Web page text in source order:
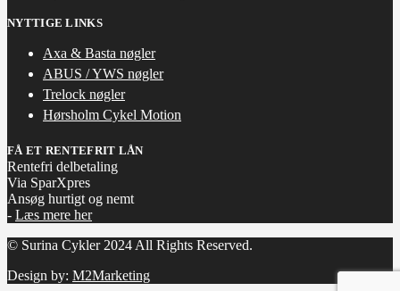
NYTTIGE LINKS
Axa & Basta nøgler
ABUS / YWS nøgler
Trelock nøgler
Hørsholm Cykel Motion
FÅ ET RENTEFRIT LÅN
Rentefri delbetaling
Via SparXpres
Ansøg hurtigt og nemt
- Læs mere her
© Surina Cykler 2024 All Rights Reserved.
Design by: M2Marketing